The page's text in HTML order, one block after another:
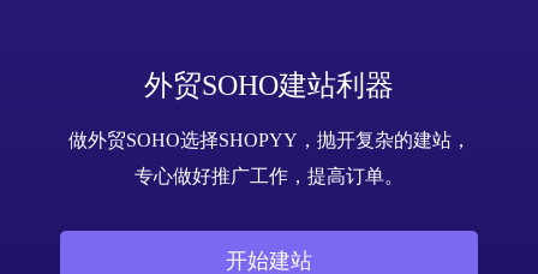
外贸SOHO建站利器
做外贸SOHO选择SHOPYY，抛开复杂的建站，
专心做好推广工作，提高订单。
开始建站